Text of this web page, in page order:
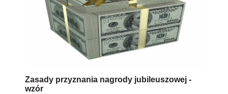
Zasady przyznania nagrody jubileuszowej -
wzór